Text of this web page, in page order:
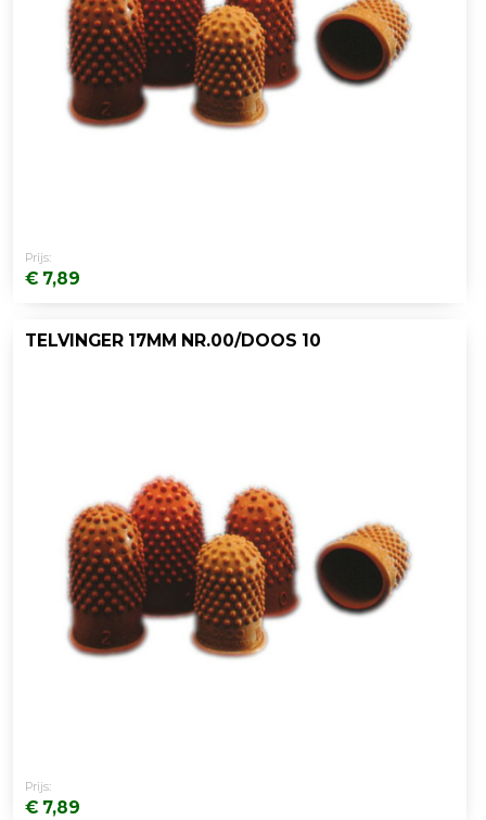
Prijs:
€ 7,89
TELVINGER 17MM NR.00/DOOS 10
Prijs:
€ 7,89